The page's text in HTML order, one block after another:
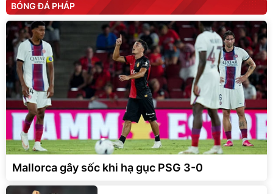
BÓNG ĐÁ PHÁP
Mallorca gây sốc khi hạ gục PSG 3-0